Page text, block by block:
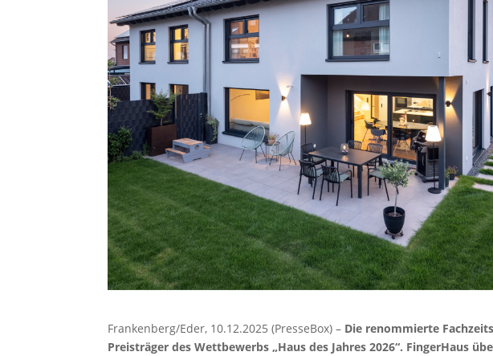
Frankenberg/Eder, 10.12.2025 (PresseBox) – Die renommierte
Preisträger des Wettbewerbs „Haus des Jahres 2026“. FingerHaus